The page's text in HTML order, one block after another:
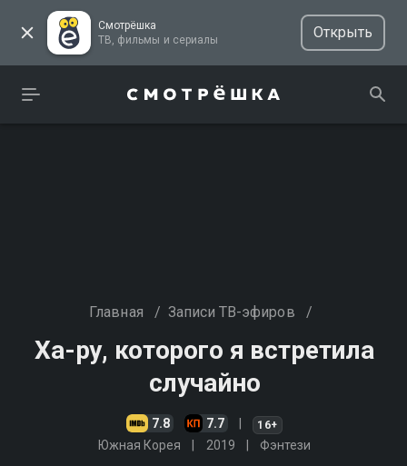
Смотрёшка
ТВ, фильмы и сериалы
Открыть
Главная / Записи ТВ-эфиров /
Ха-ру, которого я встретила
случайно
7.8 7.7 16+
Южная Корея 2019 Фэнтези